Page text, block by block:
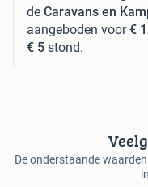
de Caravans en
aangeboden voor€
€ 5 stond.
De onderstaande